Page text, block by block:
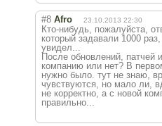
#8 Afro 23.10.2013 22:30
Кто-нибудь, пожалуйста,
который задавали 1000
увидел...
После обновлений, патчей
компанию или нет? В
нужно было. тут не знаю,
чувствуются, но мало ли,
не корректно, а с новой
правильно...